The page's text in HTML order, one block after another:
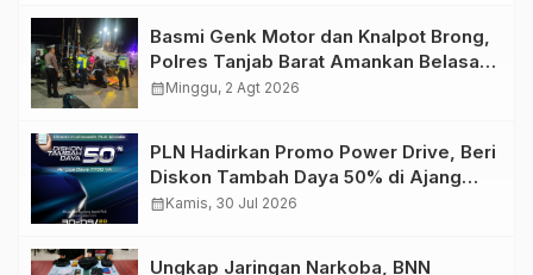
Basmi Genk Motor dan Knalpot Brong,
Polres Tanjab Barat Amankan Belasan
Kendaraan
calendar_monthMinggu, 2 Agt 2026
PLN Hadirkan Promo Power Drive, Beri
Diskon Tambah Daya 50% di Ajang
GIIAS 2026
calendar_monthKamis, 30 Jul 2026
Ungkap Jaringan Narkoba, BNN